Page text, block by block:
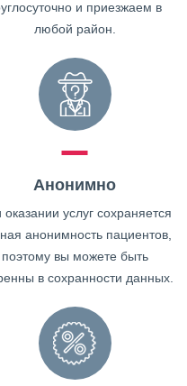
и приезжаем в
любой район.
Анонимно
оказании услуг сохраняется
анонимность пациентов,
поэтому вы можете быть
в сохранности данных.